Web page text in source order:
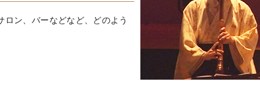
ン、バーなどなど、どのよう